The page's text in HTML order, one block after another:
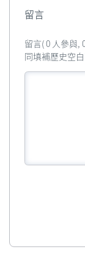
留言
留言( 0 人參與,
同填補歷史空白